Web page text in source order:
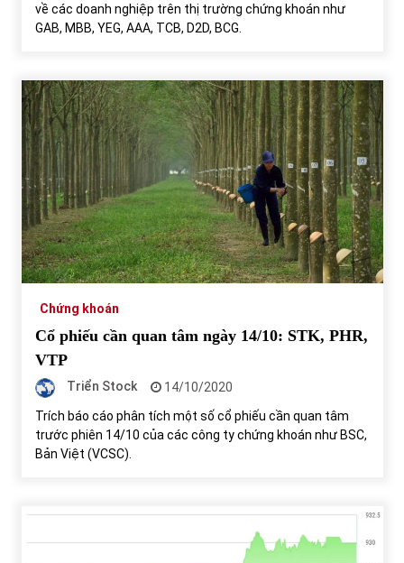
về các doanh nghiệp trên thị trường chứng khoán như
GAB, MBB, YEG, AAA, TCB, D2D, BCG.
Chứng khoán
Cổ phiếu cần quan tâm ngày 14/10: STK, PHR,
VTP
Triển Stock
14/10/2020
Trích báo cáo phân tích một số cổ phiếu cần quan tâm
trước phiên 14/10 của các công ty chứng khoán như BSC,
Bản Việt (VCSC).